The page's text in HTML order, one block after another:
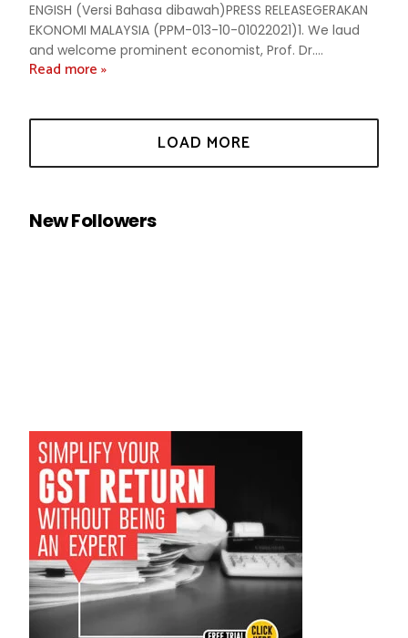
ENGISH (Versi Bahasa dibawah)PRESS RELEASEGERAKAN
EKONOMI MALAYSIA (PPM-013-10-01022021)1. We laud
and welcome prominent economist, Prof. Dr....
Read more »
New Followers